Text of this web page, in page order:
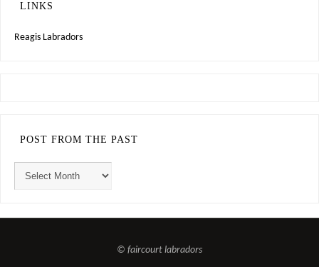
LINKS
Reagis Labradors
POST FROM THE PAST
© faircourt labradors